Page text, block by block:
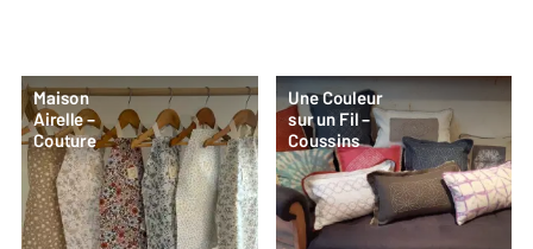
Maison
Airelle –
Couture
Une Couleur
sur un Fil –
Coussins